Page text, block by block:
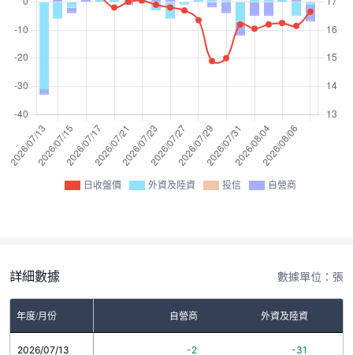
日收盤價 外資及陸資 投信 自營商
詳細數據 數據單位：張
年度/月份 自營商 外資及陸資
2026/07/13 -2 -31